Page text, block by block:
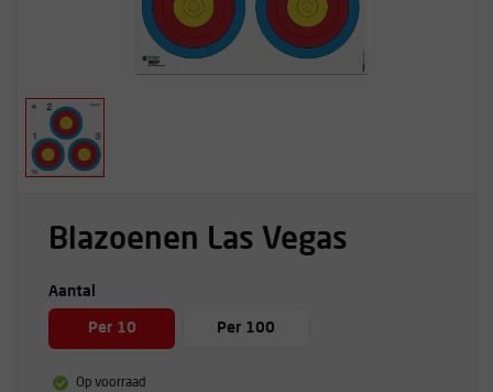
Blazoenen Las Vegas
Aantal
Per 10 Per 100
Op voorraad